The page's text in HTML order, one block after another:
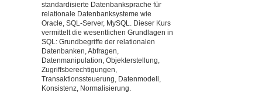
standardisierte Datenbanksprache für
relationale Datenbanksysteme wie
Oracle, SQL-Server, MySQL. Dieser Kurs
vermittelt die wesentlichen Grundlagen in
SQL: Grundbegriffe der relationalen
Datenbanken, Abfragen,
Datenmanipulation, Objekterstellung,
Zugriffsberechtigungen,
Transaktionssteuerung, Datenmodell,
Konsistenz, Normalisierung.